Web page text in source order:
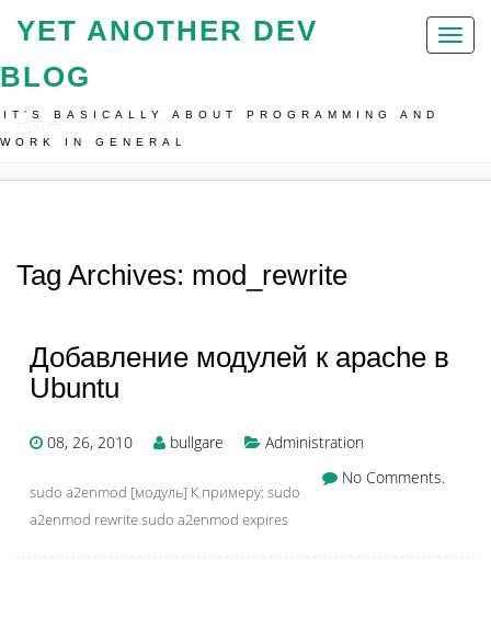
Toggle
YET ANOTHER DEV
BLOG
IT'S BASICALLY ABOUT PROGRAMMING AND
WORK IN GENERAL
Home Mod_rewrite
Tag Archives: mod_rewrite
Добавление модулей к apache в
Ubuntu
08, 26, 2010 bullgare
Administration
No Comments.
sudo a2enmod [модуль] К примеру: sudo
a2enmod rewrite sudo a2enmod expires